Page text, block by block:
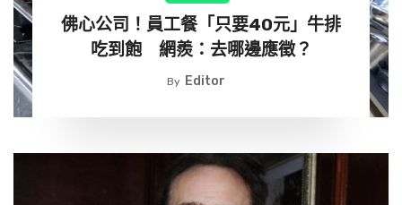
佛心公司！員工餐「只要40元」牛排
吃到飽 網羨：去哪邊應徵？
By Editor